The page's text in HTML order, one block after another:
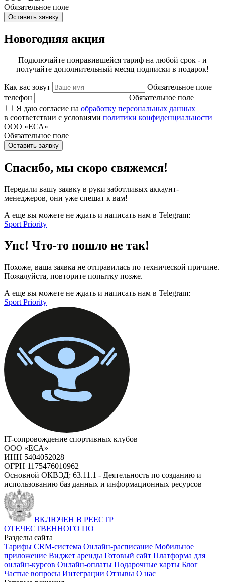
Обязательное поле
Оставить заявку
Новогодняя акция
Подключайте понравившейся тариф на любой срок - и
получайте дополнительный месяц подписки в подарок!
Как вас зовут
Обязательное поле
телефон
Обязательное поле
Я даю согласие на обработку персональных данных
в соответствии с условиями политики конфиденциальности
ООО «ЕСА»
Обязательное поле
Оставить заявку
Спасибо, мы скоро свяжемся!
Передали вашу заявку в руки заботливых аккаунт-
менеджеров, они уже спешат к вам!
А еще вы можете не ждать и написать нам в Telegram:
Sport Priority
Упс! Что-то пошло не так!
Похоже, ваша заявка не отправилась по технической причине.
Пожалуйста, повторите попытку позже.
А еще вы можете не ждать и написать нам в Telegram:
Sport Priority
IT-сопровождение спортивных клубов
ООО «ЕСА»
ИНН 5404052028
ОГРН 1175476010962
Основной ОКВЭД: 63.11.1 - Деятельность по созданию и
использованию баз данных и информационных ресурсов
ВКЛЮЧЕН В РЕЕСТР
ОТЕЧЕСТВЕННОГО ПО
Разделы сайта
Тарифы CRM-система Онлайн-расписание Мобильное
приложение Виджет аренды Готовый сайт Платформа для
онлайн-курсов Онлайн-оплаты Подарочные карты Блог
Частые вопросы Интеграции Отзывы О нас